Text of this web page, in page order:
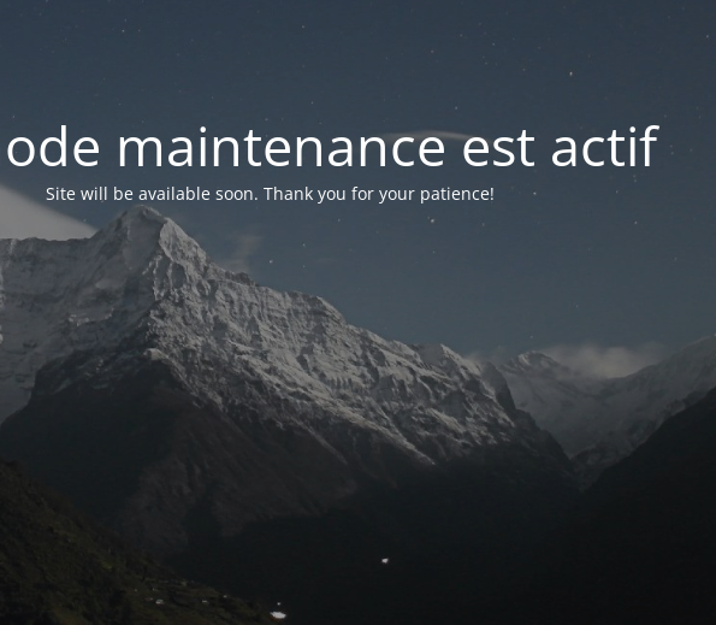
maintenance est actif
Site will be available soon. Thank you for your patience!